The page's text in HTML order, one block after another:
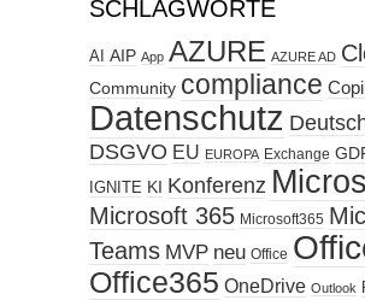
SCHLAGWORTE
AI AIP App AZURE AZURE AD
Community compliance
Datenschutz
DSGVO EU EUROPA Exchange
IGNITE KI Konferenz
Microsoft 365 Microsoft365
Teams MVP neu Office
Office365 OneDrive Outlook